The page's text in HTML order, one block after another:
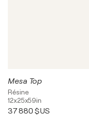
Mesa Top
Résine
12x25x59in
37 880 $US